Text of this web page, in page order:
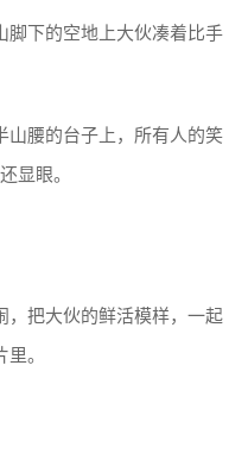
下的空地上大伙凑着比手
山腰的台子上，所有人的笑
显眼。
把大伙的鲜活模样，一起
。